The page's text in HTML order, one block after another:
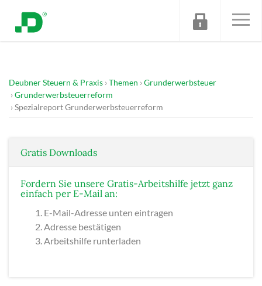
Deubner Steuern & Praxis Themen
Grunderwerbsteuer
Grunderwerbsteuerreform
Spezialreport Grunderwerbsteuerreform
Gratis Downloads
Fordern Sie unsere Gratis-Arbeitshilfe jetzt ganz
einfach per E-Mail an:
E-Mail-Adresse unten eintragen
Adresse bestätigen
Arbeitshilfe runterladen